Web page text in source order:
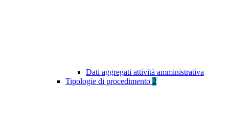
Dati aggregati attività amministrativa
Tipologie di procedimento 2